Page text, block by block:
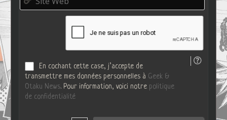
i
t
En cochant cette case, j’accepte de
transmettre mes données personnelles à Geek &
Otaku News. Pour information, voici notre politique
de confidentialité